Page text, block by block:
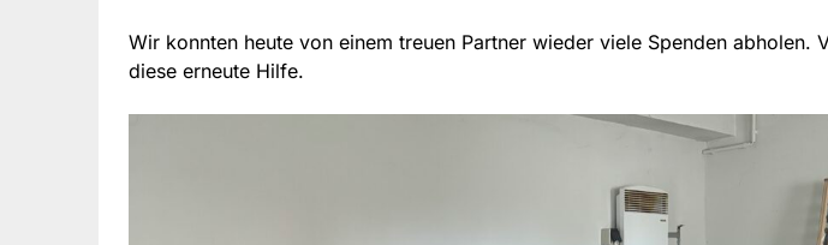
Wir konnten heute von einem treuen Partner wieder viele Spenden abholen.
diese erneute Hilfe.